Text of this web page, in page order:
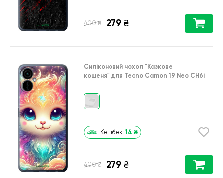
400 ₴ 279 ₴
Силіконовий чохол "Казкове
кошеня" для Tecno Camon 19 Neo CH6i
Кешбек 14 ₴
400 ₴ 279 ₴